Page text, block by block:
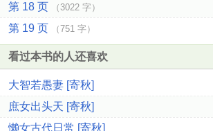
第 18 页 （3022 字）
第 19 页 （751 字）
看过本书的人还喜欢
大智若愚妻 [寄秋]
庶女出头天 [寄秋]
懒女古代日常 [寄秋]